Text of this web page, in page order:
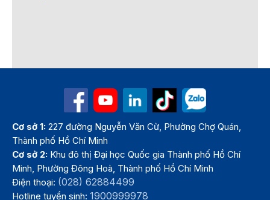
Cơ sở 1: 227 đường Nguyễn Văn Cừ, Phường Chợ Quán,
Thành phố Hồ Chí Minh
Cơ sở 2: Khu đô thị Đại học Quốc gia Thành phố Hồ Chí
Minh, Phường Đông Hoà, Thành phố Hồ Chí Minh
Điện thoại: (028) 62884499
Hotline tuyển sinh:1900999978